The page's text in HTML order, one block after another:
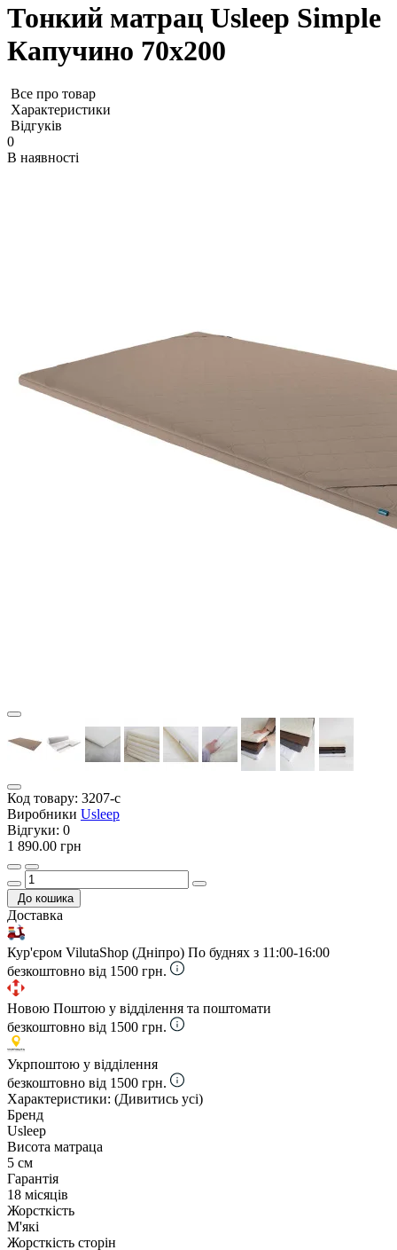
Тонкий матрац Usleep Simple
Капучино 70х200
Все про товар
Характеристики
Відгуків
0
В наявності
Код товару: 3207-с
Виробники Usleep
Відгуки: 0
1 890.00 грн
До кошика
Доставка
Кур'єром VilutaShop (Дніпро) По буднях з 11:00-16:00
безкоштовно від 1500 грн.
Новою Поштою у відділення та поштомати
безкоштовно від 1500 грн.
Укрпоштою у відділення
безкоштовно від 1500 грн.
Характеристики: (Дивитись усі)
Бренд
Usleep
Висота матраца
5 см
Гарантія
18 місяців
Жорсткість
М'які
Жорсткість сторін